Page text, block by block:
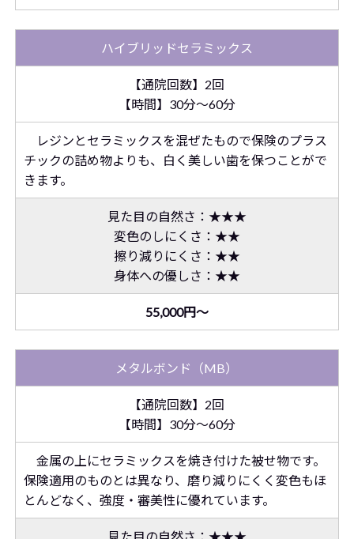
ハイブリッドセラミックス
【通院回数】2回
【時間】30分～60分
レジンとセラミックスを混ぜたもので保険のプラス
チックの詰め物よりも、白く美しい歯を保つことがで
きます。
見た目の自然さ：★★★
変色のしにくさ：★★
擦り減りにくさ：★★
身体への優しさ：★★
55,000円～
メタルボンド（MB）
【通院回数】2回
【時間】30分～60分
金属の上にセラミックスを焼き付けた被せ物です。
保険適用のものとは異なり、磨り減りにくく変色もほ
とんどなく、強度・審美性に優れています。